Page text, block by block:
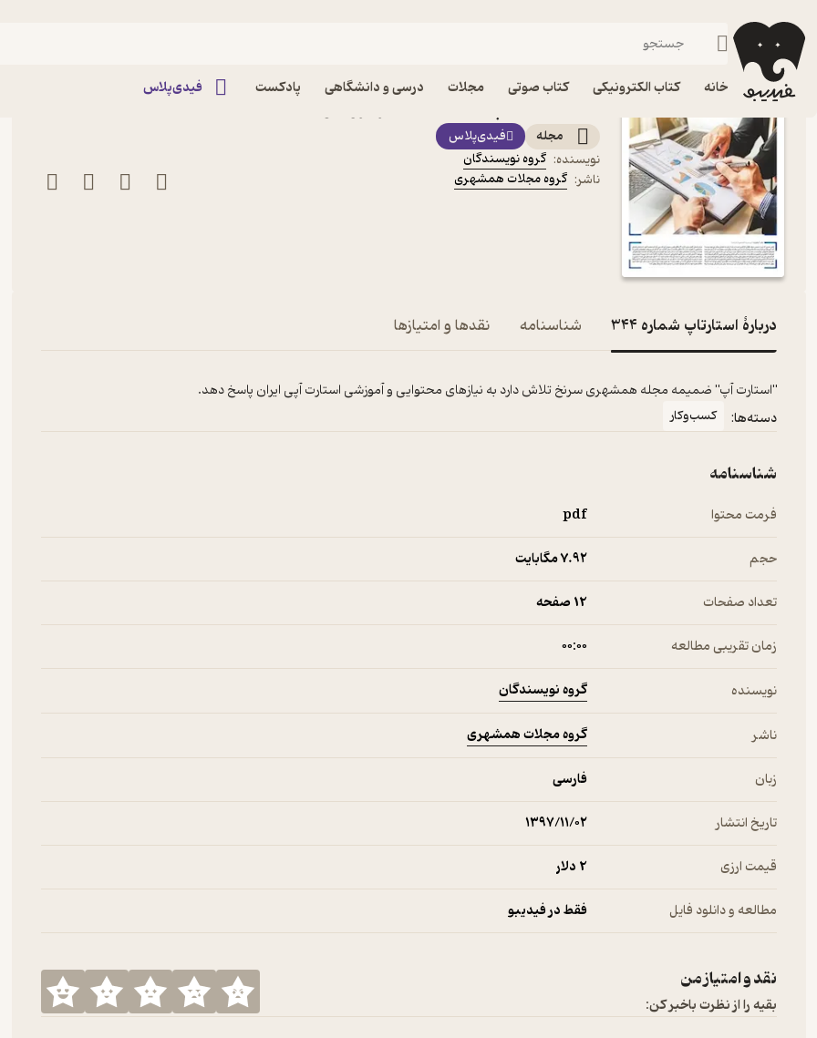
خانه کتاب الکترونیکی کتاب صوتی مجلات درسی و دانشگاهی پادکست فیدی‌پلاس
فیدیبو مجله و نشریه
مجله
فیدی‌پلاس
نویسنده: گروه نویسندگان
ناشر: گروه مجلات همشهری
دربارۀ استارتاپ شماره 344 شناسنامه نقدها و امتیازها
"استارت آپ" ضمیمه مجله همشهری سرنخ تلاش دارد به نیازهای محتوایی و آموزشی استارت آپی ایران پاسخ دهد.
دسته‌ها: کسب‌وکار
شناسنامه
فرمت محتوا pdf
حجم 7.۹۲ مگابایت
تعداد صفحات 12 صفحه
زمان تقریبی مطالعه ۰۰:۰۰
نویسنده گروه نویسندگان
ناشر گروه مجلات همشهری
زبان فارسی
تاریخ انتشار ۱۳۹۷/۱۱/۰۲
قیمت ارزی 2 دلار
مطالعه و دانلود فایل فقط در فیدیبو
نقد و امتیاز من
بقیه را از نظرت باخبر کن: